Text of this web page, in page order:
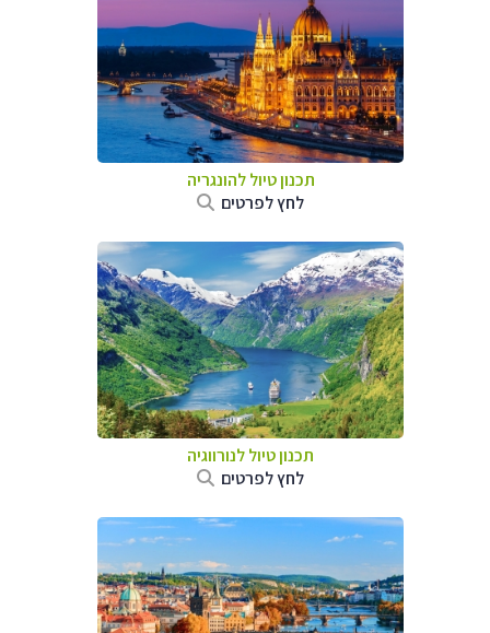
תכנון טיול להונגריה
לחץ לפרטים
תכנון טיול לנורווגיה
לחץ לפרטים